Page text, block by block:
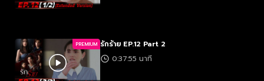
PREMIUM รักร้าย EP.12 Part 2
0:37:55 นาที